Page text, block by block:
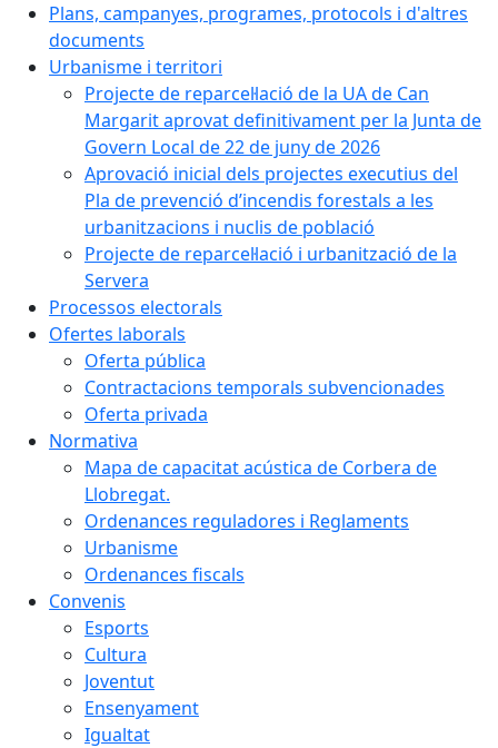
Plans, campanyes, programes, protocols i d'altres
documents
Urbanisme i territori
Projecte de reparcel·lació de la UA de Can
Margarit aprovat definitivament per la Junta de
Govern Local de 22 de juny de 2026
Aprovació inicial dels projectes executius del
Pla de prevenció d’incendis forestals a les
urbanitzacions i nuclis de població
Projecte de reparcel·lació i urbanització de la
Servera
Processos electorals
Ofertes laborals
Oferta pública
Contractacions temporals subvencionades
Oferta privada
Normativa
Mapa de capacitat acústica de Corbera de
Llobregat.
Ordenances reguladores i Reglaments
Urbanisme
Ordenances fiscals
Convenis
Esports
Cultura
Joventut
Ensenyament
Igualtat